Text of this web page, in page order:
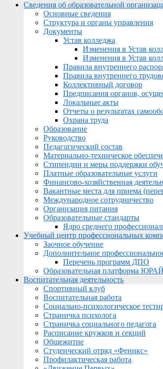
Menu
Сведения об образовательной
Основные сведения
Структура и органы управления
Документы
Устав колледжа
Изменения в Устав
Изменения в Устав
Правила внутреннего
Правила внутреннего
Коллективный договор
Предписания органов,
Локальные акты
Отчеты о результатах
Охрана труда
Образование
Руководство
Педагогический состав
Материально-техническое
Стипендии и меры поддержки
Платные образовательные услуги
Финансово-хозяйственная
Вакантные места для приема
Международное сотрудничество
Организация питания
Образовательные стандарты
Ядро среднего
Учебный центр профессиональных
Заочное обучение
Дополнительное
Перечень программ ДПО
Образовательная платформа
Воспитательная деятельность
Спортивный клуб
Воспитательная работа
Социально-психологическое
Страничка психолога
Страничка социального педагога
Расписание кружков и секций
Общежитие
Студенческий отряд «Феникс»
Профилактическая работа